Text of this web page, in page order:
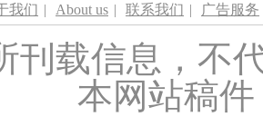
我们 | About us | 联系我们 | 广告服务
刊载信息，不
本网站稿